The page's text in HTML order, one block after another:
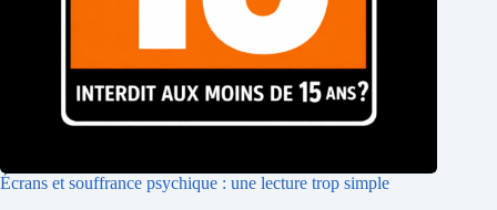
Écrans et souffrance psychique : une lecture trop simple